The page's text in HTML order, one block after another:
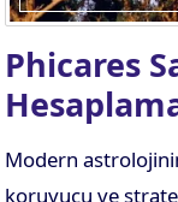
Phicares
Modern
koruyucu ve